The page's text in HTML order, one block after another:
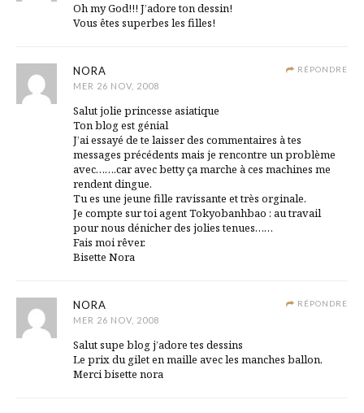
Oh my God!!! J’adore ton dessin!
Vous êtes superbes les filles!
RÉPONDRE
NORA
MER 26 NOV, 2008
Salut jolie princesse asiatique
Ton blog est génial
J’ai essayé de te laisser des commentaires à tes
messages précédents mais je rencontre un problème
avec…….car avec betty ça marche à ces machines me
rendent dingue.
Tu es une jeune fille ravissante et très orginale.
Je compte sur toi agent Tokyobanhbao : au travail
pour nous dénicher des jolies tenues……
Fais moi rêver.
Bisette Nora
RÉPONDRE
NORA
MER 26 NOV, 2008
Salut supe blog j’adore tes dessins
Le prix du gilet en maille avec les manches ballon.
Merci bisette nora